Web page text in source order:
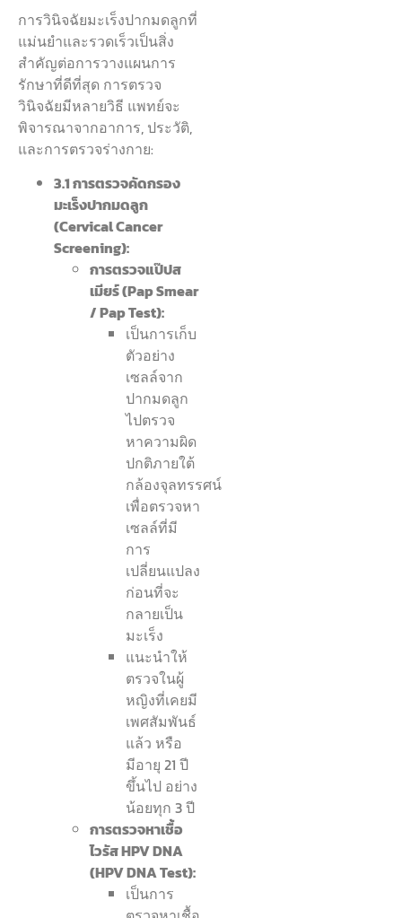
การวินิจฉัยมะเร็งปากมดลูกที่
แม่นยำและรวดเร็วเป็นสิ่ง
สำคัญต่อการวางแผนการ
รักษาที่ดีที่สุด การตรวจ
วินิจฉัยมีหลายวิธี แพทย์จะ
พิจารณาจากอาการ, ประวัติ,
และการตรวจร่างกาย:
3.1 การตรวจคัดกรอง
มะเร็งปากมดลูก
(Cervical Cancer
Screening):
การตรวจแป๊ปส
เมียร์ (Pap Smear
/ Pap Test):
เป็นการเก็บ
ตัวอย่าง
เซลล์จาก
ปากมดลูก
ไปตรวจ
หาความผิด
ปกติภายใต้
กล้องจุลทรรศน์
เพื่อตรวจหา
เซลล์ที่มี
การ
เปลี่ยนแปลง
ก่อนที่จะ
กลายเป็น
มะเร็ง
แนะนำให้
ตรวจในผู้
หญิงที่เคยมี
เพศสัมพันธ์
แล้ว หรือ
มีอายุ 21 ปี
ขึ้นไป อย่าง
น้อยทุก 3 ปี
การตรวจหาเชื้อ
ไวรัส HPV DNA
(HPV DNA Test):
เป็นการ